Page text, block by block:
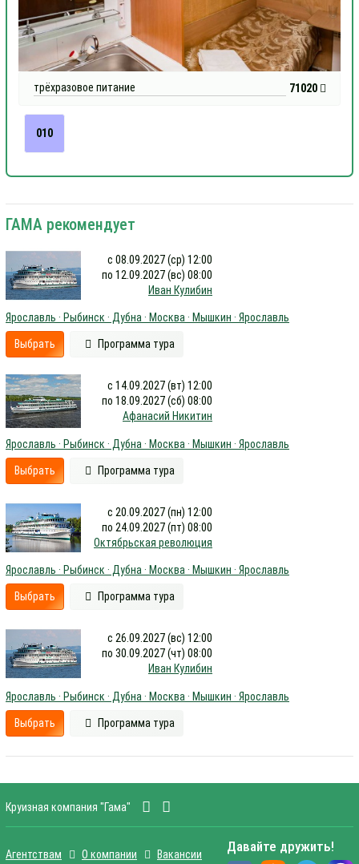
трёхразовое питание 71020
010
ГАМА рекомендует
с 08.09.2027 (ср) 12:00
по 12.09.2027 (вс) 08:00
Иван Кулибин
Ярославль · Рыбинск · Дубна · Москва · Мышкин · Ярославль
Выбрать Программа тура
с 14.09.2027 (вт) 12:00
по 18.09.2027 (сб) 08:00
Афанасий Никитин
Ярославль · Рыбинск · Дубна · Москва · Мышкин · Ярославль
Выбрать Программа тура
с 20.09.2027 (пн) 12:00
по 24.09.2027 (пт) 08:00
Октябрьская революция
Ярославль · Рыбинск · Дубна · Москва · Мышкин · Ярославль
Выбрать Программа тура
с 26.09.2027 (вс) 12:00
по 30.09.2027 (чт) 08:00
Иван Кулибин
Ярославль · Рыбинск · Дубна · Москва · Мышкин · Ярославль
Выбрать Программа тура
Круизная компания "Гама"
Агентствам О компании
Вакансии
Давайте дружить!